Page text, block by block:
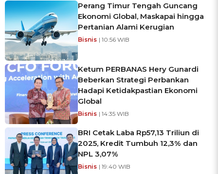
Perang Timur Tengah Guncang
Ekonomi Global, Maskapai hingga
Pertanian Alami Kerugian
Bisnis | 10:56 WIB
Ketum PERBANAS Hery Gunardi
Beberkan Strategi Perbankan
Hadapi Ketidakpastian Ekonomi
Global
Bisnis | 14:35 WIB
BRI Cetak Laba Rp57,13 Triliun di
2025, Kredit Tumbuh 12,3% dan
NPL 3,07%
Bisnis | 19:40 WIB